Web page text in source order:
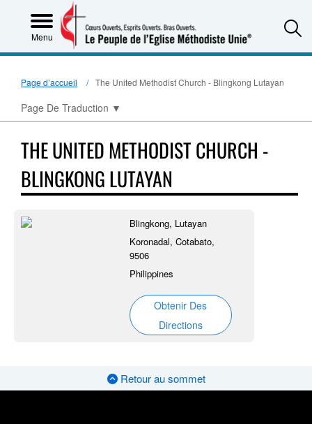
Menu
Page d’accueil The United Methodist Church - Blingkong Lutayan
Page De Traduction ▼
THE UNITED METHODIST CHURCH -
BLINGKONG LUTAYAN
Blingkong, Lutayan
Koronadal, Cotabato,
9506
Philippines
Obtenir Des
Directions
Retour au sommet